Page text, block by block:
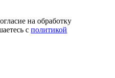
на обработку
c политикой